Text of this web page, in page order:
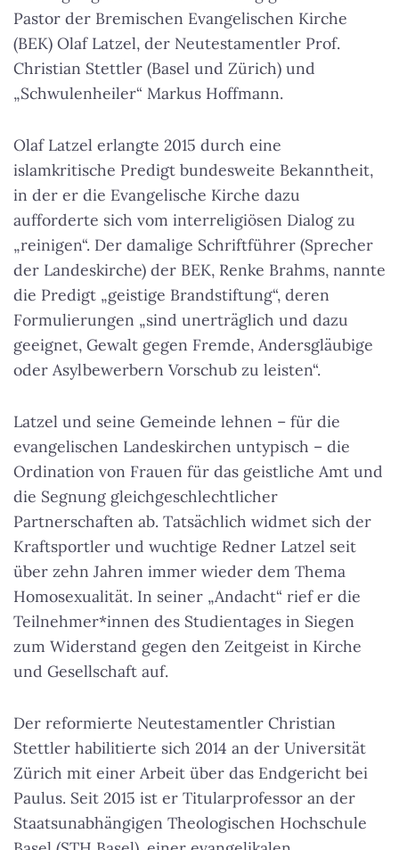
Pastor der Bremischen Evangelischen Kirche
(BEK) Olaf Latzel, der Neutestamentler Prof.
Christian Stettler (Basel und Zürich) und
„Schwulenheiler“ Markus Hoffmann.
Olaf Latzel erlangte 2015 durch eine
islamkritische Predigt bundesweite Bekanntheit,
in der er die Evangelische Kirche dazu
aufforderte sich vom interreligiösen Dialog zu
„reinigen“. Der damalige Schriftführer (Sprecher
der Landeskirche) der BEK, Renke Brahms, nannte
die Predigt „geistige Brandstiftung“, deren
Formulierungen „sind unerträglich und dazu
geeignet, Gewalt gegen Fremde, Andersgläubige
oder Asylbewerbern Vorschub zu leisten“.
Latzel und seine Gemeinde lehnen – für die
evangelischen Landeskirchen untypisch – die
Ordination von Frauen für das geistliche Amt und
die Segnung gleichgeschlechtlicher
Partnerschaften ab. Tatsächlich widmet sich der
Kraftsportler und wuchtige Redner Latzel seit
über zehn Jahren immer wieder dem Thema
Homosexualität. In seiner „Andacht“ rief er die
Teilnehmer*innen des Studientages in Siegen
zum Widerstand gegen den Zeitgeist in Kirche
und Gesellschaft auf.
Der reformierte Neutestamentler Christian
Stettler habilitierte sich 2014 an der Universität
Zürich mit einer Arbeit über das Endgericht bei
Paulus. Seit 2015 ist er Titularprofessor an der
Staatsunabhängigen Theologischen Hochschule